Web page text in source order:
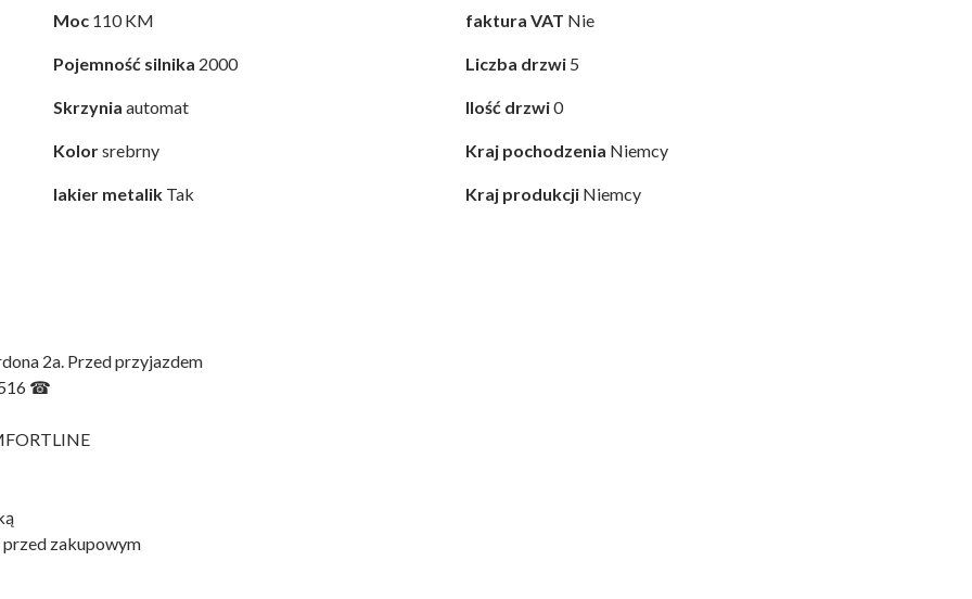
Moc 110 KM
Pojemność silnika 2000
Skrzynia automat
Kolorsrebrny
lakier metalik Tak
faktura VAT Nie
Liczba drzwi 5
Ilość drzwi0
Kraj pochodzenia Niemcy
Kraj produkcji Niemcy
2a. Przed przyjazdem
516 ☎
zakupowym